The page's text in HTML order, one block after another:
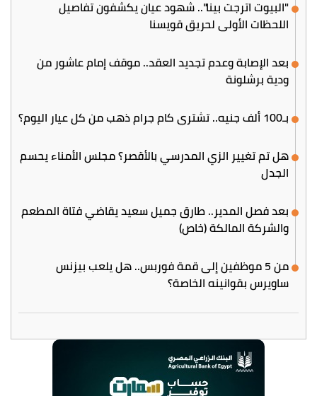
"البيوت اترجت بينا".. شهود عيان يكشفون تفاصيل
اللحظات الأولى لحريق قويسنا
بعد الإصابة وعدم تجديد العقد.. موقف إمام عاشور من
ودية برشلونة
بـ100 ألف جنيه.. تشتري كام جرام ذهب من كل عيار اليوم؟
هل تم تغيير الزي المدرسي بالأقصر؟ مجلس الأمناء يحسم
الجدل
بعد فصل المدير.. طارق جميل سعيد يقاضي فتاة المطعم
والشركة المالكة (خاص)
من 5 موظفين إلى قمة فوربس.. هل يلعب بيزنس
ساويرس بقوانينه الخاصة؟